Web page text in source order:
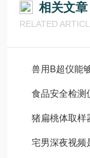
相关文章
RELATED
兽用B超仪能
食品安全检测
猪扁桃体取样
宅男深夜视频